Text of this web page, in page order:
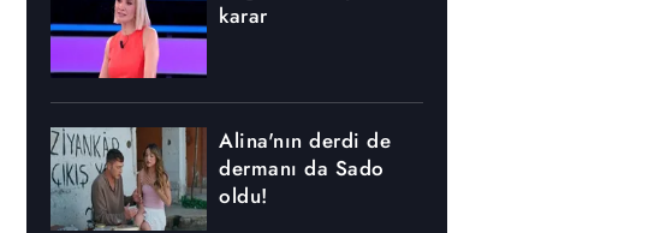
karar
Alina'nın derdi de
dermanı da Sado
oldu!